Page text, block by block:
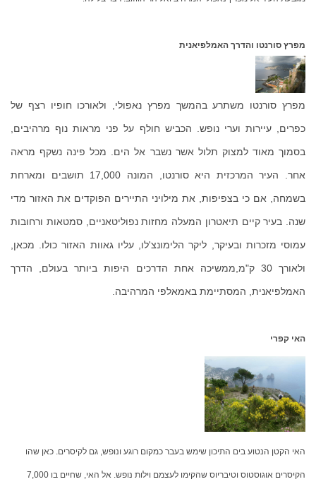
מפרץ סורנטו והדרך האמלפיאנית
מפרץ סורנטו משתרע בהמשך מפרץ נאפולי, ולאורכו חופיו רצף של
כפרים, עיירות וערי נופש. הכביש חולף על פני מראות נוף מרהיבים,
בסמוך מאוד למצוק תלול אשר נשבר אל הים. מכל פינה נשקף מראה
אחר. העיר המרכזית היא סורנטו, המונה 17,000 תושבים ומארחת
בשמחה, אם כי בצפיפות, את מילויני התיירים הפוקדים את האזור מדי
שנה. בעיר קיים תיאטרון המעלה מחזות נפוליטאניים, סמטאות ורחובות
עמוסי מזכרות ובעיקר, ליקר הלימונצ'לו, עליו גאוות האזור כולו. מכאן,
ולאורך 30 ק"מ,ממשיכה אחת הדרכים היפות ביותר בעולם, הדרך
האמלפיאנית, המסתיימת באמאלפי המרהיבה.
האי קפרי
האי הקטן הנטוע בים התיכון שימש בעבר כמקום רוגע ונופש, גם לקיסרים. כאן שהו
הקיסרים אוגוסטוס וטיבריוס שהקימו לעצמם וילות נופש. אל האי, שחיים בו 7,000